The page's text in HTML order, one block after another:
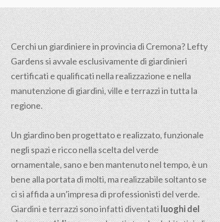
Cerchi un giardiniere in provincia di Cremona? Lefty
Gardens si avvale esclusivamente di giardinieri
certificati e qualificati nella realizzazione e nella
manutenzione di giardini, ville e terrazzi in tutta la
regione.
Un giardino ben progettato e realizzato, funzionale
negli spazi e ricco nella scelta del verde
ornamentale, sano e ben mantenuto nel tempo, è un
bene alla portata di molti, ma realizzabile soltanto se
ci si affida a un’impresa di professionisti del verde.
Giardini e terrazzi sono infatti diventatiluoghi del